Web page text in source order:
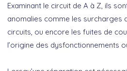
Examinant le circuit de A à Z, ils
anomalies comme les surcharges
circuits, ou encore les fuites de
l’origine des dysfonctionnements